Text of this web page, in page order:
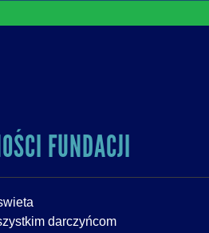
FUNDACJI
darczyńcom